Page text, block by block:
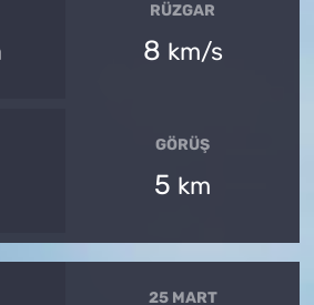
RÜZGAR
8 km/s
GÖRÜŞ
5 km
25 MART